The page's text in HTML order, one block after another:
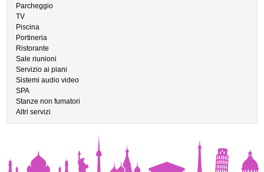
Parcheggio
TV
Piscina
Portineria
Ristorante
Sale riunioni
Servizio ai piani
Sistemi audio video
SPA
Stanze non fumatori
Altri servizi